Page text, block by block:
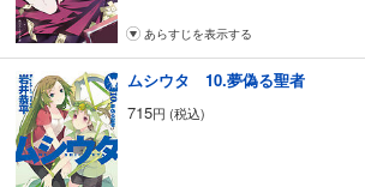
あらすじを表示する
ムシウタ 10.夢偽る聖者
715円 (税込)